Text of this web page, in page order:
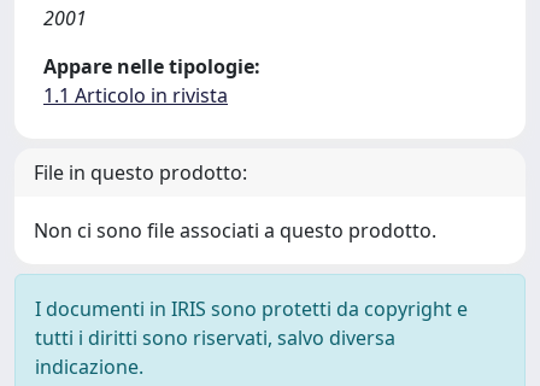
2001
Appare nelle tipologie:
1.1 Articolo in rivista
File in questo prodotto:
Non ci sono file associati a questo prodotto.
I documenti in IRIS sono protetti da copyright e
tutti i diritti sono riservati, salvo diversa
indicazione.